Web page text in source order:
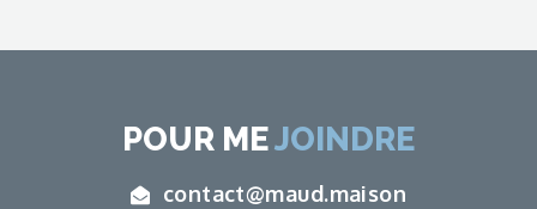
POUR MEJOINDRE
contact@maud.maison